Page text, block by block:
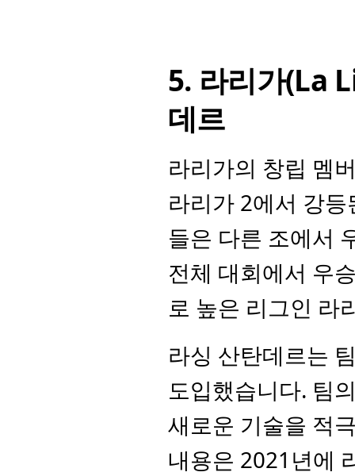
5. 라리가(La
데르
라리가의 창립 멤
라리가 2에서 강
들은 다른 조에서
전체 대회에서 우
로 높은 리그인 라
라싱 산탄데르는
도입했습니다. 팀
새로운 기술을 적
내용은 2021년에